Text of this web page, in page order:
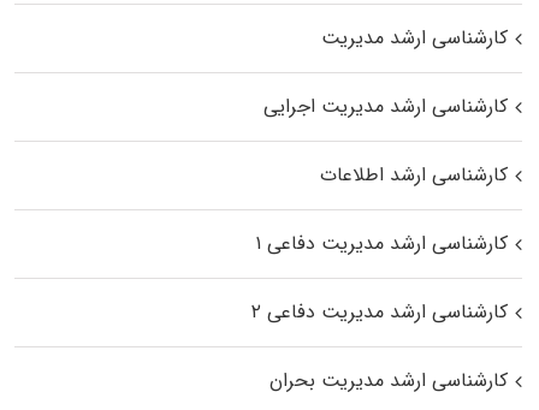
کارشناسی ارشد مدیریت
کارشناسی ارشد مدیریت اجرایی
کارشناسی ارشد اطلاعات
کارشناسی ارشد مدیریت دفاعی ۱
کارشناسی ارشد مدیریت دفاعی ۲
کارشناسی ارشد مدیریت بحران